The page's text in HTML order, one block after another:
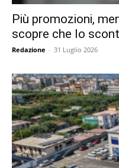
Più promozioni,
scopre che lo
Redazione - 31 Luglio 2026